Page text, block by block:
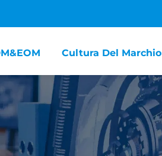
Cultura Del Marchio